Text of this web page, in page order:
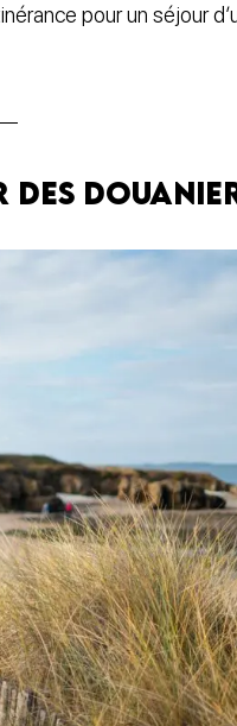
pour un séjour
des